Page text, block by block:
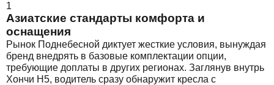
1
Азиатские стандарты комфорта и
оснащения
Рынок Поднебесной диктует жесткие условия, вынуждая
бренд внедрять в базовые комплектации опции,
требующие доплаты в других регионах. Заглянув внутрь
Хончи Н5, водитель сразу обнаружит кресла с